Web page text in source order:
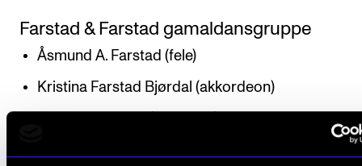
Farstad & Farstad gamaldansgruppe
Åsmund A. Farstad (fele)
Kristina Farstad Bjørdal (akkordeon)